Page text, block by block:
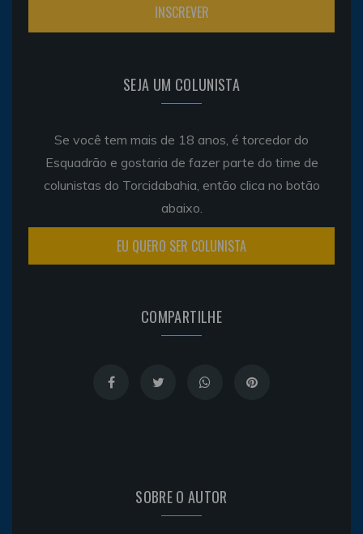
SEJA UM COLUNISTA
Se você tem mais de 18 anos, é torcedor do
Esquadrão e gostaria de fazer parte do time de
colunistas do Torcidabahia, então clica no botão
abaixo.
EU QUERO SER COLUNISTA
COMPARTILHE
SOBRE O AUTOR